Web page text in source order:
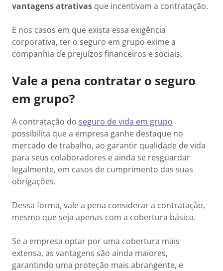
vantagens atrativas que incentivam a contratação.
E nos casos em que exista essa exigência
corporativa, ter o seguro em grupo exime a
companhia de prejuízos financeiros e sociais.
Vale a pena contratar o seguro
em grupo?
A contratação do seguro de vida em grupo
possibilita que a empresa ganhe destaque no
mercado de trabalho, ao garantir qualidade de vida
para seus colaboradores e ainda se resguardar
legalmente, em casos de cumprimento das suas
obrigações.
Dessa forma, vale a pena considerar a contratação,
mesmo que seja apenas com a cobertura básica.
Se a empresa optar por uma cobertura mais
extensa, as vantagens são ainda maiores,
garantindo uma proteção mais abrangente, e